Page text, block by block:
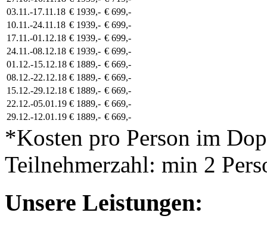
03.11.-17.11.18 € 1939,- € 699,-
10.11.-24.11.18 € 1939,- € 699,-
17.11.-01.12.18 € 1939,- € 699,-
24.11.-08.12.18 € 1939,- € 699,-
01.12.-15.12.18 € 1889,- € 669,-
08.12.-22.12.18 € 1889,- € 669,-
15.12.-29.12.18 € 1889,- € 669,-
22.12.-05.01.19 € 1889,- € 669,-
29.12.-12.01.19 € 1889,- € 669,-
*Kosten pro Person im
Teilnehmerzahl: min 2
Unsere Leistungen: